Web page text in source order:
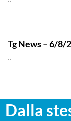
Tg News – 6/8/
..
Dalla